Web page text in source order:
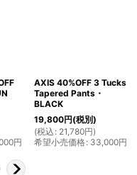
円
AXIS 40%OFF 3 Tucks
Tapered Pants・
BLACK
19,800円(税別)
(税込 : 21,780円)
希望小売価格: 33,000円